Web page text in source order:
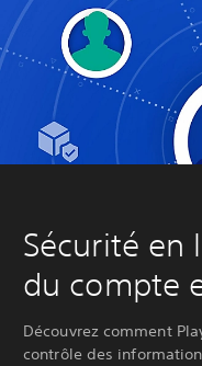
Sécurité en
du compte
Découvrez comment
contrôle des